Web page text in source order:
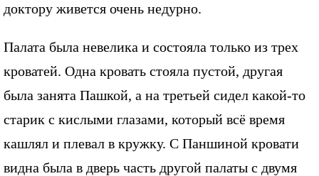
доктору живется очень недурно.
Палата была невелика и состояла только из трех
кроватей. Одна кровать стояла пустой, другая
была занята Пашкой, а на третьей сидел какой-то
старик с кислыми глазами, который всё время
кашлял и плевал в кружку. С Паншиной кровати
видна была в дверь часть другой палаты с двумя